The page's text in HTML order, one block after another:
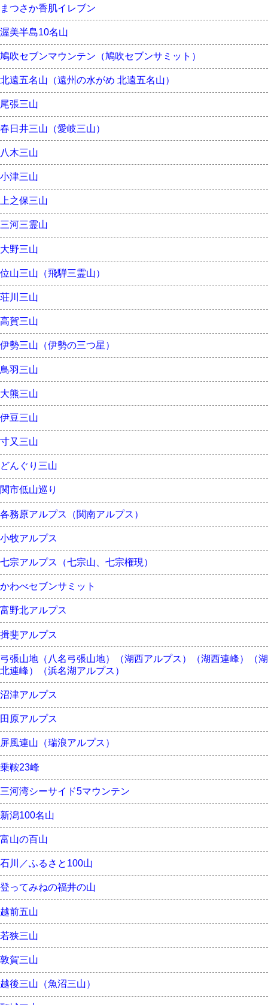
まつさか香肌イレブン
渥美半島10名山
鳩吹セブンマウンテン（鳩吹セブンサミット）
北遠五名山（遠州の水がめ 北遠五名山）
尾張三山
春日井三山（愛岐三山）
八木三山
小津三山
上之保三山
三河三霊山
大野三山
位山三山（飛騨三霊山）
荘川三山
高賀三山
伊勢三山（伊勢の三つ星）
鳥羽三山
大熊三山
伊豆三山
寸又三山
どんぐり三山
関市低山巡り
各務原アルプス（関南アルプス）
小牧アルプス
七宗アルプス（七宗山、七宗権現）
かわべセブンサミット
富野北アルプス
揖斐アルプス
弓張山地（八名弓張山地）（湖西アルプス）（湖西連峰）（湖
北連峰）（浜名湖アルプス）
沼津アルプス
田原アルプス
屏風連山（瑞浪アルプス）
乗鞍23峰
三河湾シーサイド5マウンテン
新潟100名山
富山の百山
石川／ふるさと100山
登ってみねの福井の山
越前五山
若狭三山
敦賀三山
越後三山（魚沼三山）